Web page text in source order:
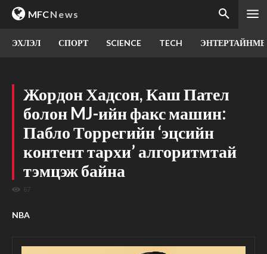
MFCNews
ЭХЛЭЛ СПОРТ SCIENCE TECH
Жордон Хадсон, Каш Пател
болон MJ-ийн факс машин:
Пабло Торрегийн ‘эцсийн
контент тархи’ алгоритмтай
тэмцэж байна
67
NBA